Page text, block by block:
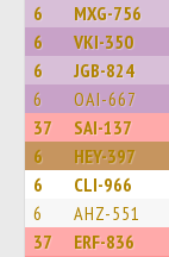
6 MXG-756
6 VKI-350
6 JGB-824
6 OAI-667
37 SAI-137
6 HEY-397
6 CLI-966
6 AHZ-551
37 ERF-836